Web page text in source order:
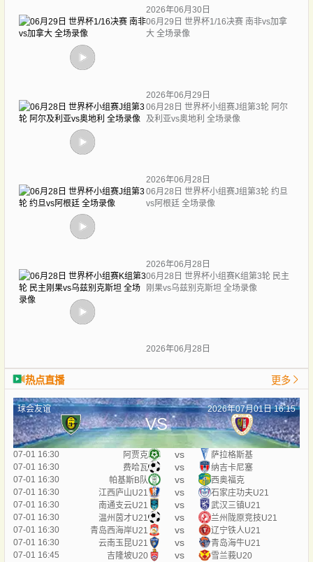
2026年06月30日
06月29日 世界杯1/16决赛 南非vs加拿
大 全场录像
2026年06月29日
06月28日 世界杯小组赛J组第3轮 阿尔
及利亚vs奥地利 全场录像
2026年06月28日
06月28日 世界杯小组赛J组第3轮 约旦
vs阿根廷 全场录像
2026年06月28日
06月28日 世界杯小组赛K组第3轮 民主
刚果vs乌兹别克斯坦 全场录像
2026年06月28日
热点直播 更多
球会友谊 2026年07月01日 16:15
VS
07-01 16:30 阿贾克 vs
萨拉格斯基
07-01 16:30
费哈瓦 vs
纳吉卡尼塞
07-01 16:30
帕基斯B队 vs
西奥福克
07-01 16:30
江西庐山U21 vs
石家庄功夫U21
07-01 16:30
南通支云U21 vs
武汉三镇U21
07-01 16:30
温州茵才U21 vs
兰州陇原竞技U21
07-01 16:30
青岛西海岸U21 vs
辽宁铁人U21
07-01 16:30
云南玉昆U21 vs
青岛海牛U21
07-01 16:45
吉隆坡U20 vs 雪兰莪U20